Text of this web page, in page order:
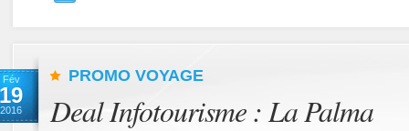
Fév
19
2016
PROMO VOYAGE
Deal Infotourisme : La Palma